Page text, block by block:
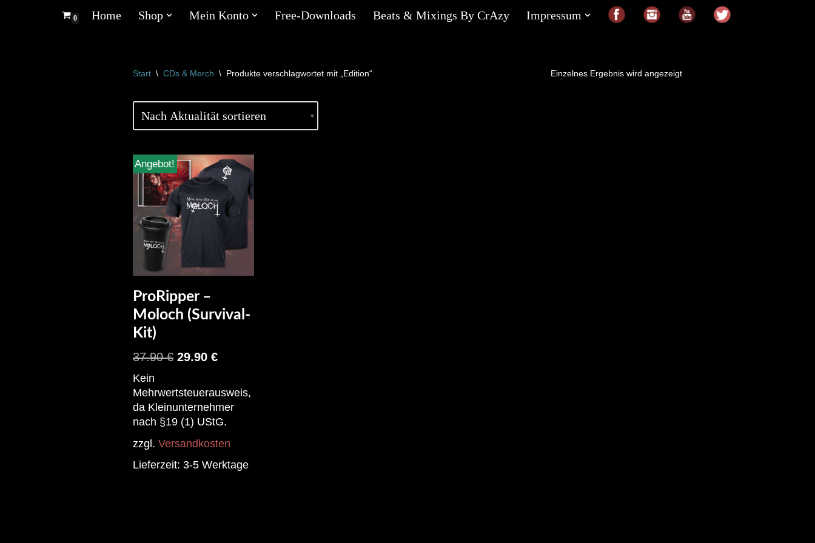
0 Home Shop Mein Konto Free-Downloads Beats & Mixings By CrAzy Impressum
Start \ CDs & Merch \ Produkte verschlagwortet mit „Edition“ Einzelnes Ergebnis wird angezeigt
Angebot!
ProRipper –
Moloch (Survival-
Kit)
37.90€ 29.90 €
Kein
Mehrwertsteuerausweis,
da Kleinunternehmer
nach §19 (1) UStG.
zzgl. Versandkosten
Lieferzeit: 3-5 Werktage